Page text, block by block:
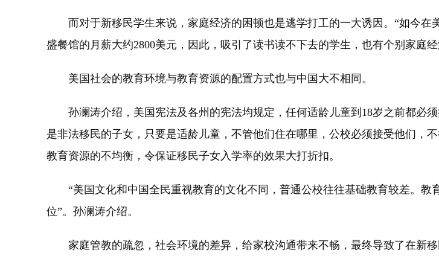
而对于新移民学生来说，家庭经济的困顿也是逃学打工的一大诱因。“如今在
盛餐馆的月薪大约2800美元，因此，吸引了读书读不下去的学生，也有个别家庭
美国社会的教育环境与教育资源的配置方式也与中国大不相同。
孙澜涛介绍，美国宪法及各州的宪法均规定，任何适龄儿童到18岁之前都必
是非法移民的子女，只要是适龄儿童，不管他们住在哪里，公校必须接受他们，
教育资源的不均衡，令保证移民子女入学率的效果大打折扣。
“美国文化和中国全民重视教育的文化不同，普通公校往往基础教育较差。教
位”。孙澜涛介绍。
家庭管教的疏忽，社会环境的差异，给家校沟通带来不畅，最终导致了在新移